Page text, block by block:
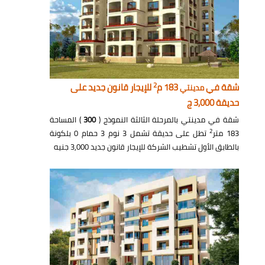
شقة فيمدينتي183 م 2للإيجار قانون جديد على
حديقة 3,000 ج
شقة في مدينتي بالمرحلة الثالثة النموذج (300) المساحة
183 متر
2
تطل على حديقة تشمل 3 نوم 3 حمام 0 بلكونة
بالطابق الأول تشطيب الشركة للإيجار قانون جديد 3,000 جنيه